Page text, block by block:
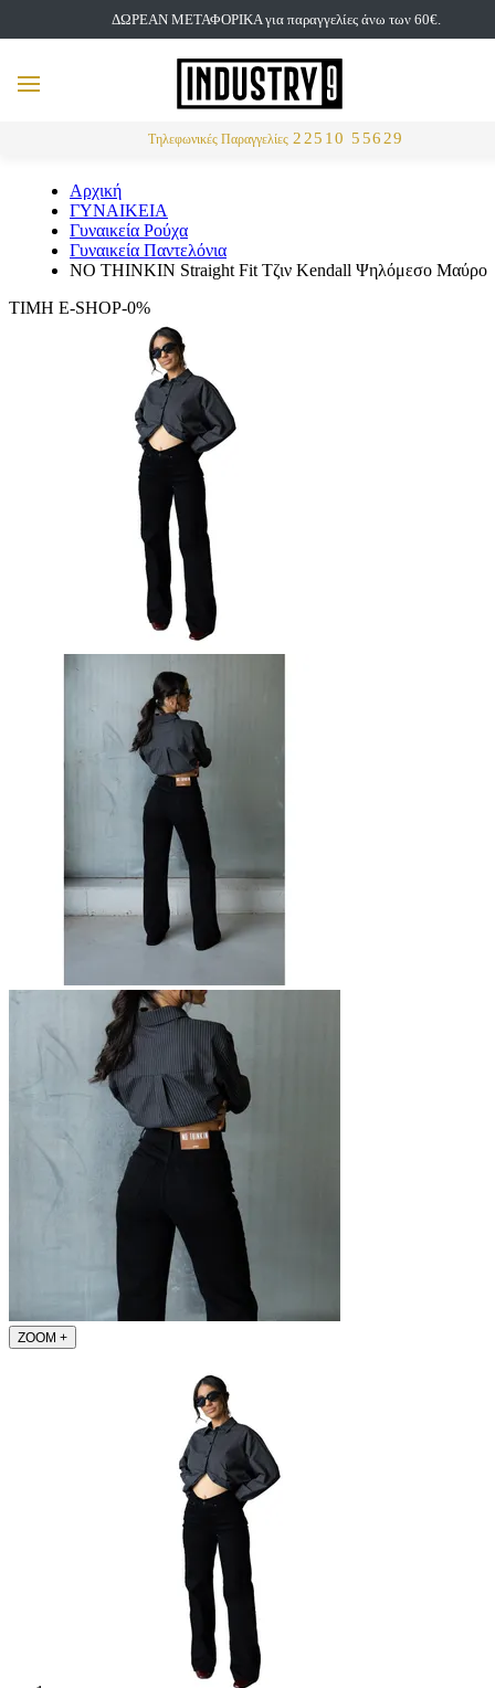
ΔΩΡΕΑΝ ΜΕΤΑΦΟΡΙΚΑ για παραγγελίες άνω των 60€.
Τηλεφωνικές Παραγγελίες 22510 55629
MENU
Αρχική
ΓΥΝΑΙΚΕΙΑ
Γυναικεία Ρούχα
Γυναικεία Παντελόνια
NO THINKIN Straight Fit Τζιν Kendall Ψηλόμεσο Μαύρο
ΤΙΜΗ E-SHOP-0%
ZOOM +